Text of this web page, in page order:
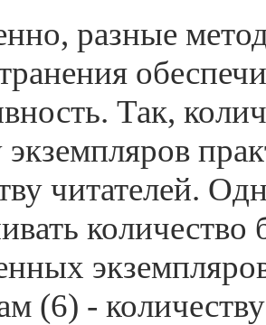
разные
Так,
читателей.
количество
(6) -